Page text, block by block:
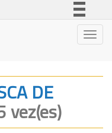
Legislação
Canais
DE
vez(es)